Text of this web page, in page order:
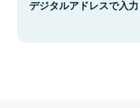
デジタルアドレスで入力